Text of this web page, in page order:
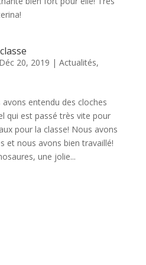
Déc 20, 2019 | Actualités,
entendu des cloches
qui est passé très vite pour
pour la classe! Nous avons
et nous avons bien travaillé!
une jolie...